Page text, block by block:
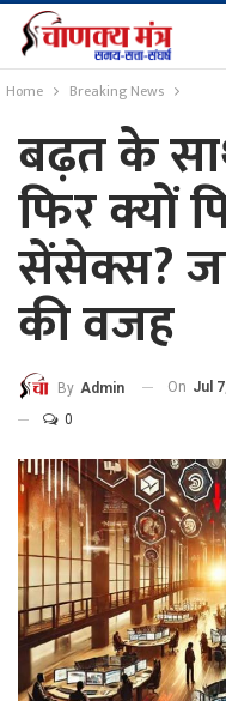
Home Breaking News
बढ़त के
फिर क्यों
सेंसेक्स?
की वजह
By Admin On Jul
0